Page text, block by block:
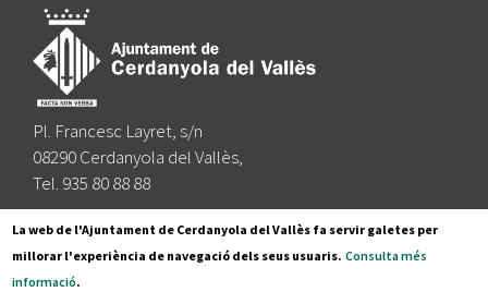
Pl. Francesc Layret, s/n
08290 Cerdanyola del Vallès,
Tel. 935 80 88 88
Segueix-nos a:
La web de l'Ajuntament de Cerdanyola del Vallès fa servir galetes per
millorar l'experiència de navegació dels seus usuaris. Consulta més
informació.